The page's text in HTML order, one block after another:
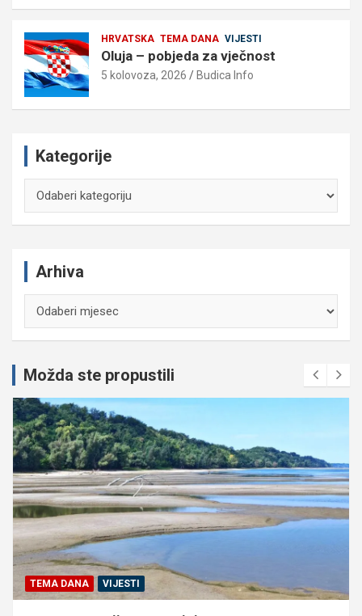
HRVATSKA TEMA DANA VIJESTI
Oluja – pobjeda za vječnost
5 kolovoza, 2026 Budica Info
Kategorije
Arhiva
Možda ste propustili
TEMA DANA VIJESTI